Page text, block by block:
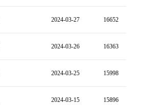
2024-03-27 16652
2024-03-26 16363
2024-03-25 15998
2024-03-15 15896